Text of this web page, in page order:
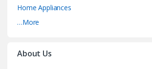
Home Appliances
…More
About Us